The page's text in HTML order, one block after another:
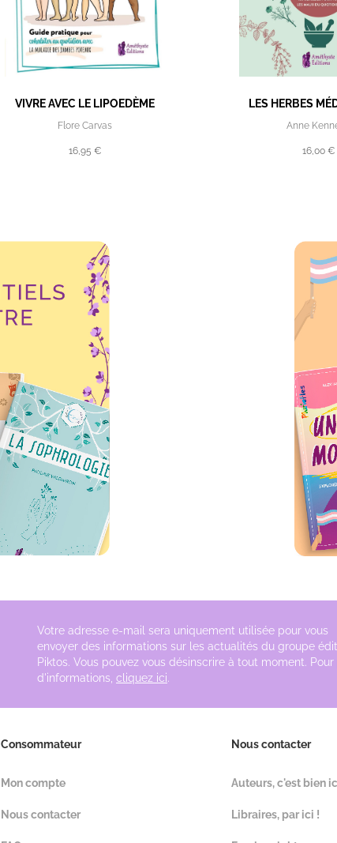
VIVRE AVEC LE LIPOEDÈME
Flore Carvas
16,95 €
LES HERBES
Anne
16,00 €
Votre adresse e-mail sera uniquement utilisée pour vous
envoyer des informations sur les actualités du groupe
Piktos. Vous pouvez vous désinscrire à tout moment. Pour
d'informations, cliquez ici.
Consommateur
Mon compte
Nous contacter
Nous contacter
Auteurs, c'est bien
Libraires, par ici !